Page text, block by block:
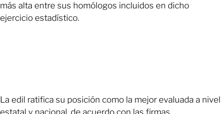
más alta entre sus homólogos incluidos en dicho
ejercicio estadístico.
La edil ratifica su posición como la mejor evaluada a nivel
estatal y nacional, de acuerdo con las firmas